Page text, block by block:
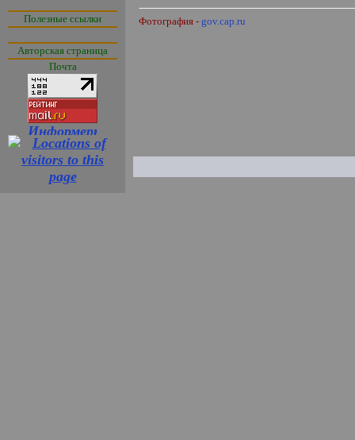
Полезные ссылки
Авторская страница
Почта
Фотография - gov.cap.ru